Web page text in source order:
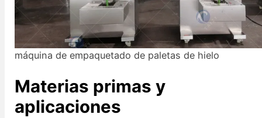
máquina de empaquetado de paletas de hielo
Materias primas y
aplicaciones